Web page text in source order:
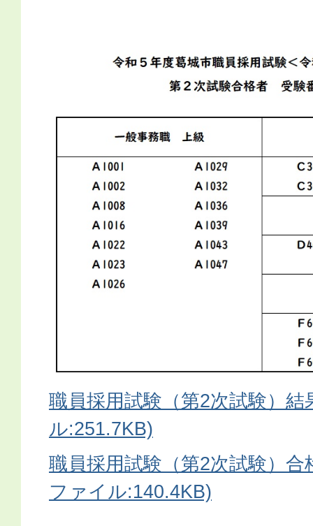
職員採用試験（第2次試験）
ル:251.7KB)
職員採用試験（第2次試験）合
ファイル:140.4KB)